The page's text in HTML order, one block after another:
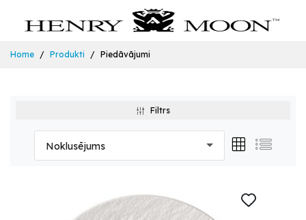
Home Produkti Piedāvājumi
Filtrs